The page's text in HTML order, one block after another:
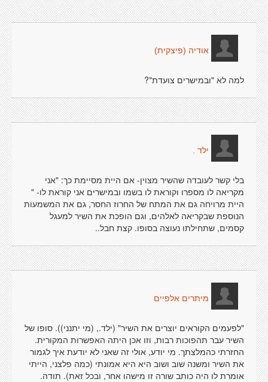
אודיה (פיצקית)
למה לא "ובמישרים צועדת"?
ילד .
בלי קשר לעובדה שהשיר מצוין- אם היית מסיימת כך: "אני
מקריאה לו מספרו וקוראת לו בשמו ובמישרים אני קוראת לו- "
היית מרויחה גם את המתח של החרוז החסר, גם את המשמעות
הנוספת שבקריאה לאלהים, וגם הופכת את השיר למעגל
קסמים, שתחילתו נעוצה בסופו. קצת חבל..
מיתרים אלפיים
"לפעמים הקוראים יוצרים את השיר" (ילד., (מי יתנני)). סופו של
השיר עבר תהפוכות רבות, וזו אכן היתה האפשרות המקורית.
החזרתי כהמלצתך. מי יודע, אולי זה שאני לא יודעת איך לגמור
את השיר ומשנה שוב ושוב היא היא אמונתי (כמה פלצני, הייתי
אומרת לו היה כותב שורה זו מישהו אחר, ובכל זאת). תודה.